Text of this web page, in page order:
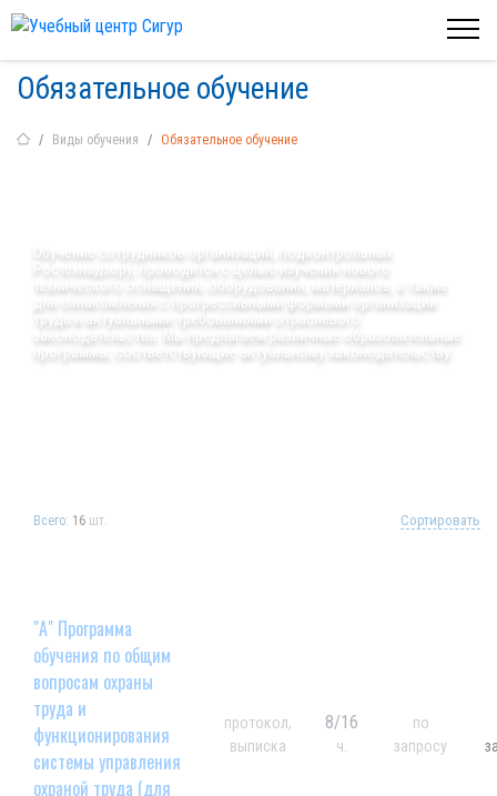
Обязательное обучение
Виды обучения Обязательное обучение
Обучение сотрудников организаций, подконтрольных
Ростехнадзору, проводится с целью изучения нового
технического оснащения, оборудования, материалов, а также
для ознакомления с прогрессивными формами организации
труда и актуальными требованиями отраслевого
законодательства. Мы предлагаем различные образовательные
программы, соответствующие актуальному законодательству:
Всего: 16 шт. Сортировать
"А" Программа
обучения по общим
вопросам охраны
труда и
функционирования
системы управления
охраной труда (для
протокол,
выписка
8/16
ч.
по
запросу